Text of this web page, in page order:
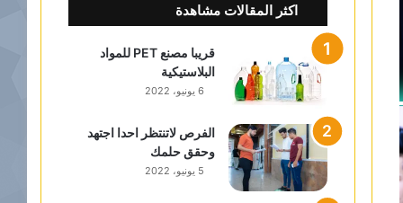
اكثر المقالات مشاهدة
قريبا مصنع PET للمواد
البلاستيكية
6 يونيو، 2022
الفرص لاتنتظر احدا اجتهد
وحقق حلمك
5 يونيو، 2022